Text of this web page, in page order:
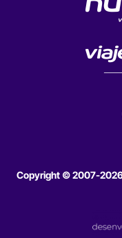
Copyright © 2007-2026